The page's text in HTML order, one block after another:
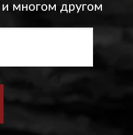
и многом другом